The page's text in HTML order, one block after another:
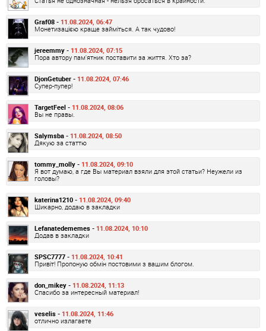
Graf08 - 11.08.2024, 06:47
Монетизацією краще займіться. А так чудово!
jereemmy - 11.08.2024, 07:15
Пора автору пам'ятник поставити за життя. Хто за?
DjonGetuber - 11.08.2024, 07:46
Супер-пупер!
TargetFeel - 11.08.2024, 08:06
Вы не правы.
Salymsba - 11.08.2024, 08:50
Дякую за статтю
tommy_molly - 11.08.2024, 09:10
Я вот думаю, а где Вы материал взяли для этой статьи? Неужели из
головы?
katerina1210 - 11.08.2024, 09:40
Шикарно, додаю в закладки
Lefanatedememes - 11.08.2024, 10:10
Додав в закладки
SPSC7777 - 11.08.2024, 10:41
Привіт! Пропоную обмін постовими з вашим блогом.
don_mikey - 11.08.2024, 11:13
Спасибо за интересный материал!
veselis - 11.08.2024, 11:46
отлично излагаете